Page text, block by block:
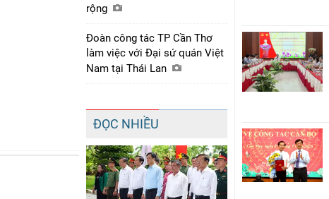
rộng
Đoàn công tác TP Cần Thơ
làm việc với Đại sứ quán Việt
Nam tại Thái Lan
ĐỌC NHIỀU